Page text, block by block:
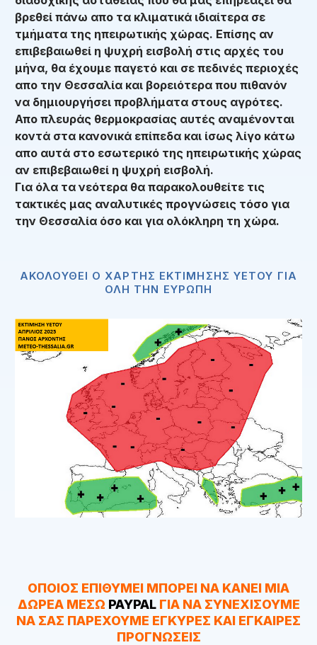
βρεθεί πάνω απο τα κλιματικά ιδιαίτερα σε
τμήματα της ηπειρωτικής χώρας. Επίσης αν
επιβεβαιωθεί η ψυχρή εισβολή στις αρχές του
μήνα, θα έχουμε παγετό και σε πεδινές περιοχές
απο την Θεσσαλία και βορειότερα που πιθανόν
να δημιουργήσει προβλήματα στους αγρότες.
Απο πλευράς θερμοκρασίας αυτές αναμένονται
κοντά στα κανονικά επίπεδα και ίσως λίγο κάτω
απο αυτά στο εσωτερικό της ηπειρωτικής χώρας
αν επιβεβαιωθεί η ψυχρή εισβολή.
Για όλα τα νεότερα θα παρακολουθείτε τις
τακτικές μας αναλυτικές προγνώσεις τόσο για
την Θεσσαλία όσο και για ολόκληρη τη χώρα.
ΑΚΟΛΟΥΘΕΙ Ο ΧΑΡΤΗΣ ΕΚΤΙΜΗΣΗΣ ΥΕΤΟΥ ΓΙΑ
ΟΛΗ ΤΗΝ ΕΥΡΩΠΗ
ΟΠΟΙΟΣ ΕΠΙΘΥΜΕΙ ΜΠΟΡΕΙ ΝΑ ΚΑΝΕΙ ΜΙΑ
ΔΩΡΕΑ ΜΕΣΩ PAYPAL ΓΙΑ ΝΑ ΣΥΝΕΧΙΣΟΥΜΕ
ΝΑ ΣΑΣ ΠΑΡΕΧΟΥΜΕ ΕΓΚΥΡΕΣ ΚΑΙ ΕΓΚΑΙΡΕΣ
ΠΡΟΓΝΩΣΕΙΣ